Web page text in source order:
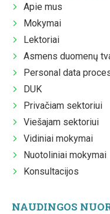
Apie mus
Mokymai
Lektoriai
Asmens duomenų
Personal data
DUK
Privačiam sektoriui
Viešajam sektoriui
Vidiniai mokymai
Nuotoliniai mokymai
Konsultacijos
NAUDINGOS